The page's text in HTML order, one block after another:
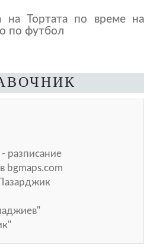
на Тортата по време на
по футбол
разписание
bgmaps.com